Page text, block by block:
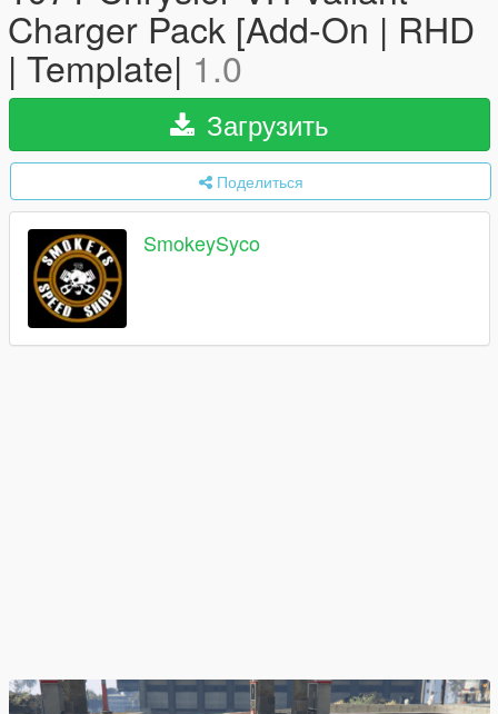
Charger Pack [Add-On | RHD
| Template| 1.0
Загрузить
Поделиться
SmokeySyco